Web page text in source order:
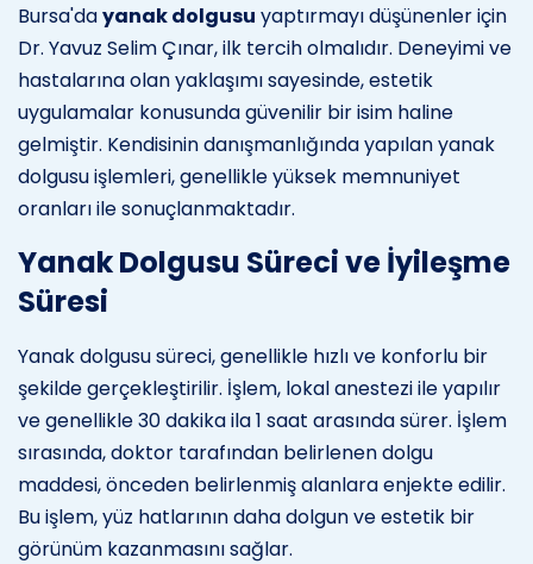
Bursa'dayanak dolgusu yaptırmayı düşünenler için
Dr. Yavuz Selim Çınar, ilk tercih olmalıdır. Deneyimi ve
hastalarına olan yaklaşımı sayesinde, estetik
uygulamalar konusunda güvenilir bir isim haline
gelmiştir. Kendisinin danışmanlığında yapılan yanak
dolgusu işlemleri, genellikle yüksek memnuniyet
oranları ile sonuçlanmaktadır.
Yanak Dolgusu Süreci ve İyileşme
Süresi
Yanak dolgusu süreci, genellikle hızlı ve konforlu bir
şekilde gerçekleştirilir. İşlem, lokal anestezi ile yapılır
ve genellikle 30 dakika ila 1 saat arasında sürer. İşlem
sırasında, doktor tarafından belirlenen dolgu
maddesi, önceden belirlenmiş alanlara enjekte edilir.
Bu işlem, yüz hatlarının daha dolgun ve estetik bir
görünüm kazanmasını sağlar.